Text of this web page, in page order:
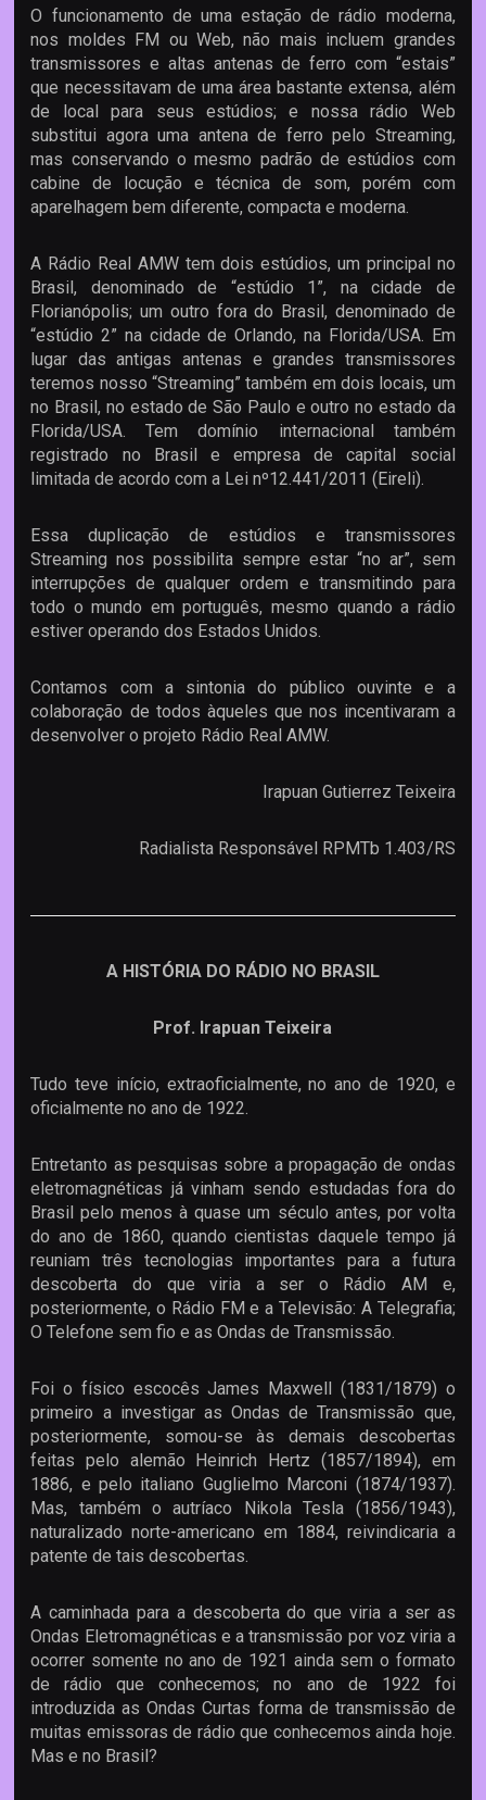
O funcionamento de uma estação de rádio moderna,
nos moldes FM ou Web, não mais incluem grandes
transmissores e altas antenas de ferro com “estais”
que necessitavam de uma área bastante extensa, além
de local para seus estúdios; e nossa rádio Web
substitui agora uma antena de ferro pelo Streaming,
mas conservando o mesmo padrão de estúdios com
cabine de locução e técnica de som, porém com
aparelhagem bem diferente, compacta e moderna.
A Rádio Real AMW tem dois estúdios, um principal no
Brasil, denominado de “estúdio 1”, na cidade de
Florianópolis; um outro fora do Brasil, denominado de
“estúdio 2” na cidade de Orlando, na Florida/USA. Em
lugar das antigas antenas e grandes transmissores
teremos nosso “Streaming” também em dois locais, um
no Brasil, no estado de São Paulo e outro no estado da
Florida/USA. Tem domínio internacional também
registrado no Brasil e empresa de capital social
limitada de acordo com a Lei nº12.441/2011 (Eireli).
Essa duplicação de estúdios e transmissores
Streaming nos possibilita sempre estar “no ar”, sem
interrupções de qualquer ordem e transmitindo para
todo o mundo em português, mesmo quando a rádio
estiver operando dos Estados Unidos.
Contamos com a sintonia do público ouvinte e a
colaboração de todos àqueles que nos incentivaram a
desenvolver o projeto Rádio Real AMW.
Irapuan Gutierrez Teixeira
Radialista Responsável RPMTb 1.403/RS
A HISTÓRIA DO RÁDIO NO BRASIL
Prof. Irapuan Teixeira
Tudo teve início, extraoficialmente, no ano de 1920, e
oficialmente no ano de 1922.
Entretanto as pesquisas sobre a propagação de ondas
eletromagnéticas já vinham sendo estudadas fora do
Brasil pelo menos à quase um século antes, por volta
do ano de 1860, quando cientistas daquele tempo já
reuniam três tecnologias importantes para a futura
descoberta do que viria a ser o Rádio AM e,
posteriormente, o Rádio FM e a Televisão: A Telegrafia;
O Telefone sem fio e as Ondas de Transmissão.
Foi o físico escocês James Maxwell (1831/1879) o
primeiro a investigar as Ondas de Transmissão que,
posteriormente, somou-se às demais descobertas
feitas pelo alemão Heinrich Hertz (1857/1894), em
1886, e pelo italiano Guglielmo Marconi (1874/1937).
Mas, também o autríaco Nikola Tesla (1856/1943),
naturalizado norte-americano em 1884, reivindicaria a
patente de tais descobertas.
A caminhada para a descoberta do que viria a ser as
Ondas Eletromagnéticas e a transmissão por voz viria a
ocorrer somente no ano de 1921 ainda sem o formato
de rádio que conhecemos; no ano de 1922 foi
introduzida as Ondas Curtas forma de transmissão de
muitas emissoras de rádio que conhecemos ainda hoje.
Mas e no Brasil?